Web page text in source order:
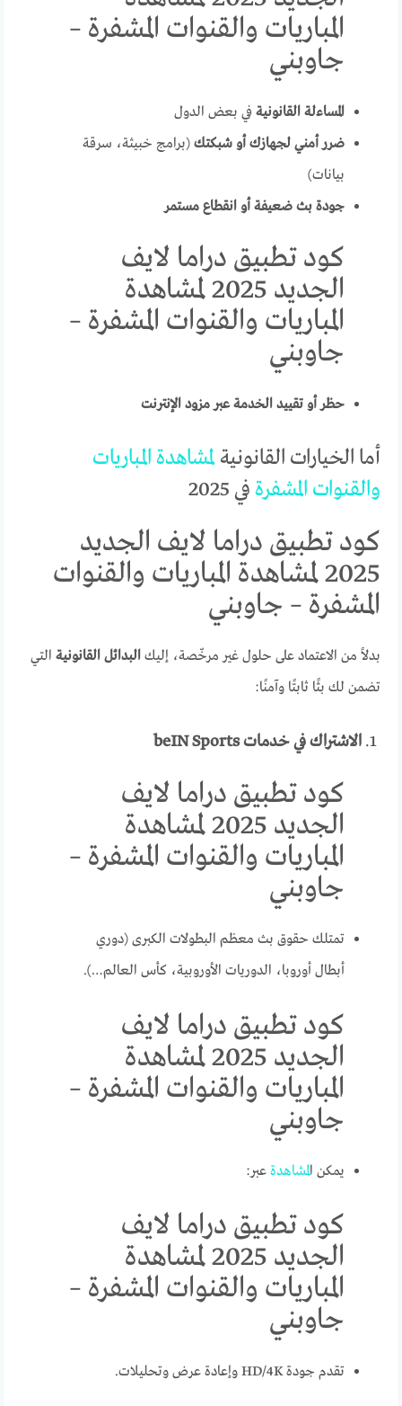
المباريات والقنوات المشفرة –
جاوبني
المساءلة القانونية في بعض الدول
ضرر أمني لجهازك أو شبكتك (برامج خبيثة، سرقة
بيانات)
جودة بث ضعيفة أو انقطاع مستمر
كود تطبيق دراما لايف
الجديد 2025 لمشاهدة
المباريات والقنوات المشفرة –
جاوبني
حظر أو تقييد الخدمة عبر مزود الإنترنت
أما الخيارات القانونيةلمشاهدة المباريات
والقنوات المشفرة في 2025
كود تطبيق دراما لايف الجديد
2025 لمشاهدة المباريات والقنوات
المشفرة – جاوبني
بدلاً من الاعتماد على حلول غير مرخّصة، إليكالبدائل القانونية التي
تضمن لك بثًا ثابتًا وآمنًا:
1. الاشتراك في خدمات beIN Sports
كود تطبيق دراما لايف
الجديد 2025 لمشاهدة
المباريات والقنوات المشفرة –
جاوبني
تمتلك حقوق بث معظم البطولات الكبرى (دوري
أبطال أوروبا، الدوريات الأوروبية، كأس العالم…).
كود تطبيق دراما لايف
الجديد 2025 لمشاهدة
المباريات والقنوات المشفرة –
جاوبني
يمكن المشاهدة عبر:
كود تطبيق دراما لايف
الجديد 2025 لمشاهدة
المباريات والقنوات المشفرة –
جاوبني
تقدم جودة HD/4K وإعادة عرض وتحليلات.